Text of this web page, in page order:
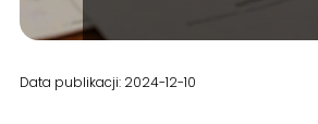
Data publikacji: 2024-12-10